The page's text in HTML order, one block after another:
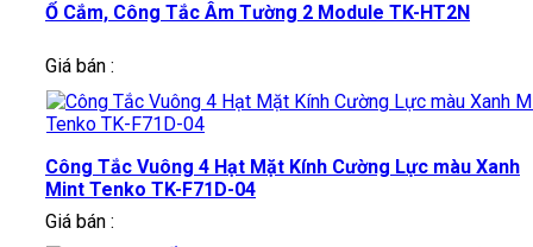
Ổ Cắm, Công Tắc Âm Tường 2 Module TK-HT2N
Giá bán :
Công Tắc Vuông 4 Hạt Mặt Kính Cường Lực màu Xanh
Mint Tenko TK-F71D-04
Giá bán :